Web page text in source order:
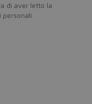
di aver letto la